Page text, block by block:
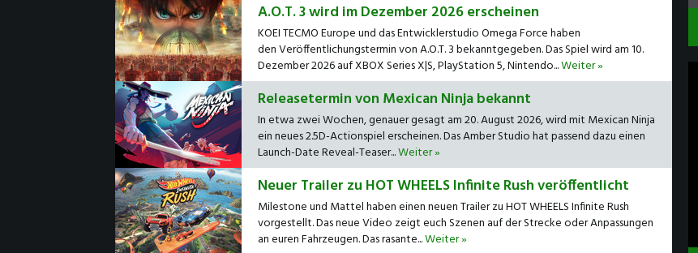
A.O.T. 3 wird im Dezember 2026 erscheinen
KOEI TECMO Europe und das Entwicklerstudio Omega Force haben
den Veröffentlichungstermin von A.O.T. 3 bekanntgegeben. Das Spiel wird am 10.
Dezember 2026 auf XBOX Series X|S, PlayStation 5, Nintendo...Weiter »
Releasetermin von Mexican Ninja bekannt
In etwa zwei Wochen, genauer gesagt am 20. August 2026, wird mit Mexican Ninja
ein neues 2.5D-Actionspiel erscheinen. Das Amber Studio hat passend dazu einen
Launch-Date Reveal-Teaser...Weiter »
Neuer Trailer zu HOT WHEELS Infinite Rush veröffentlicht
Milestone und Mattel haben einen neuen Trailer zu HOT WHEELS Infinite Rush
vorgestellt. Das neue Video zeigt euch Szenen auf der Strecke oder Anpassungen
an euren Fahrzeugen. Das rasante...Weiter »